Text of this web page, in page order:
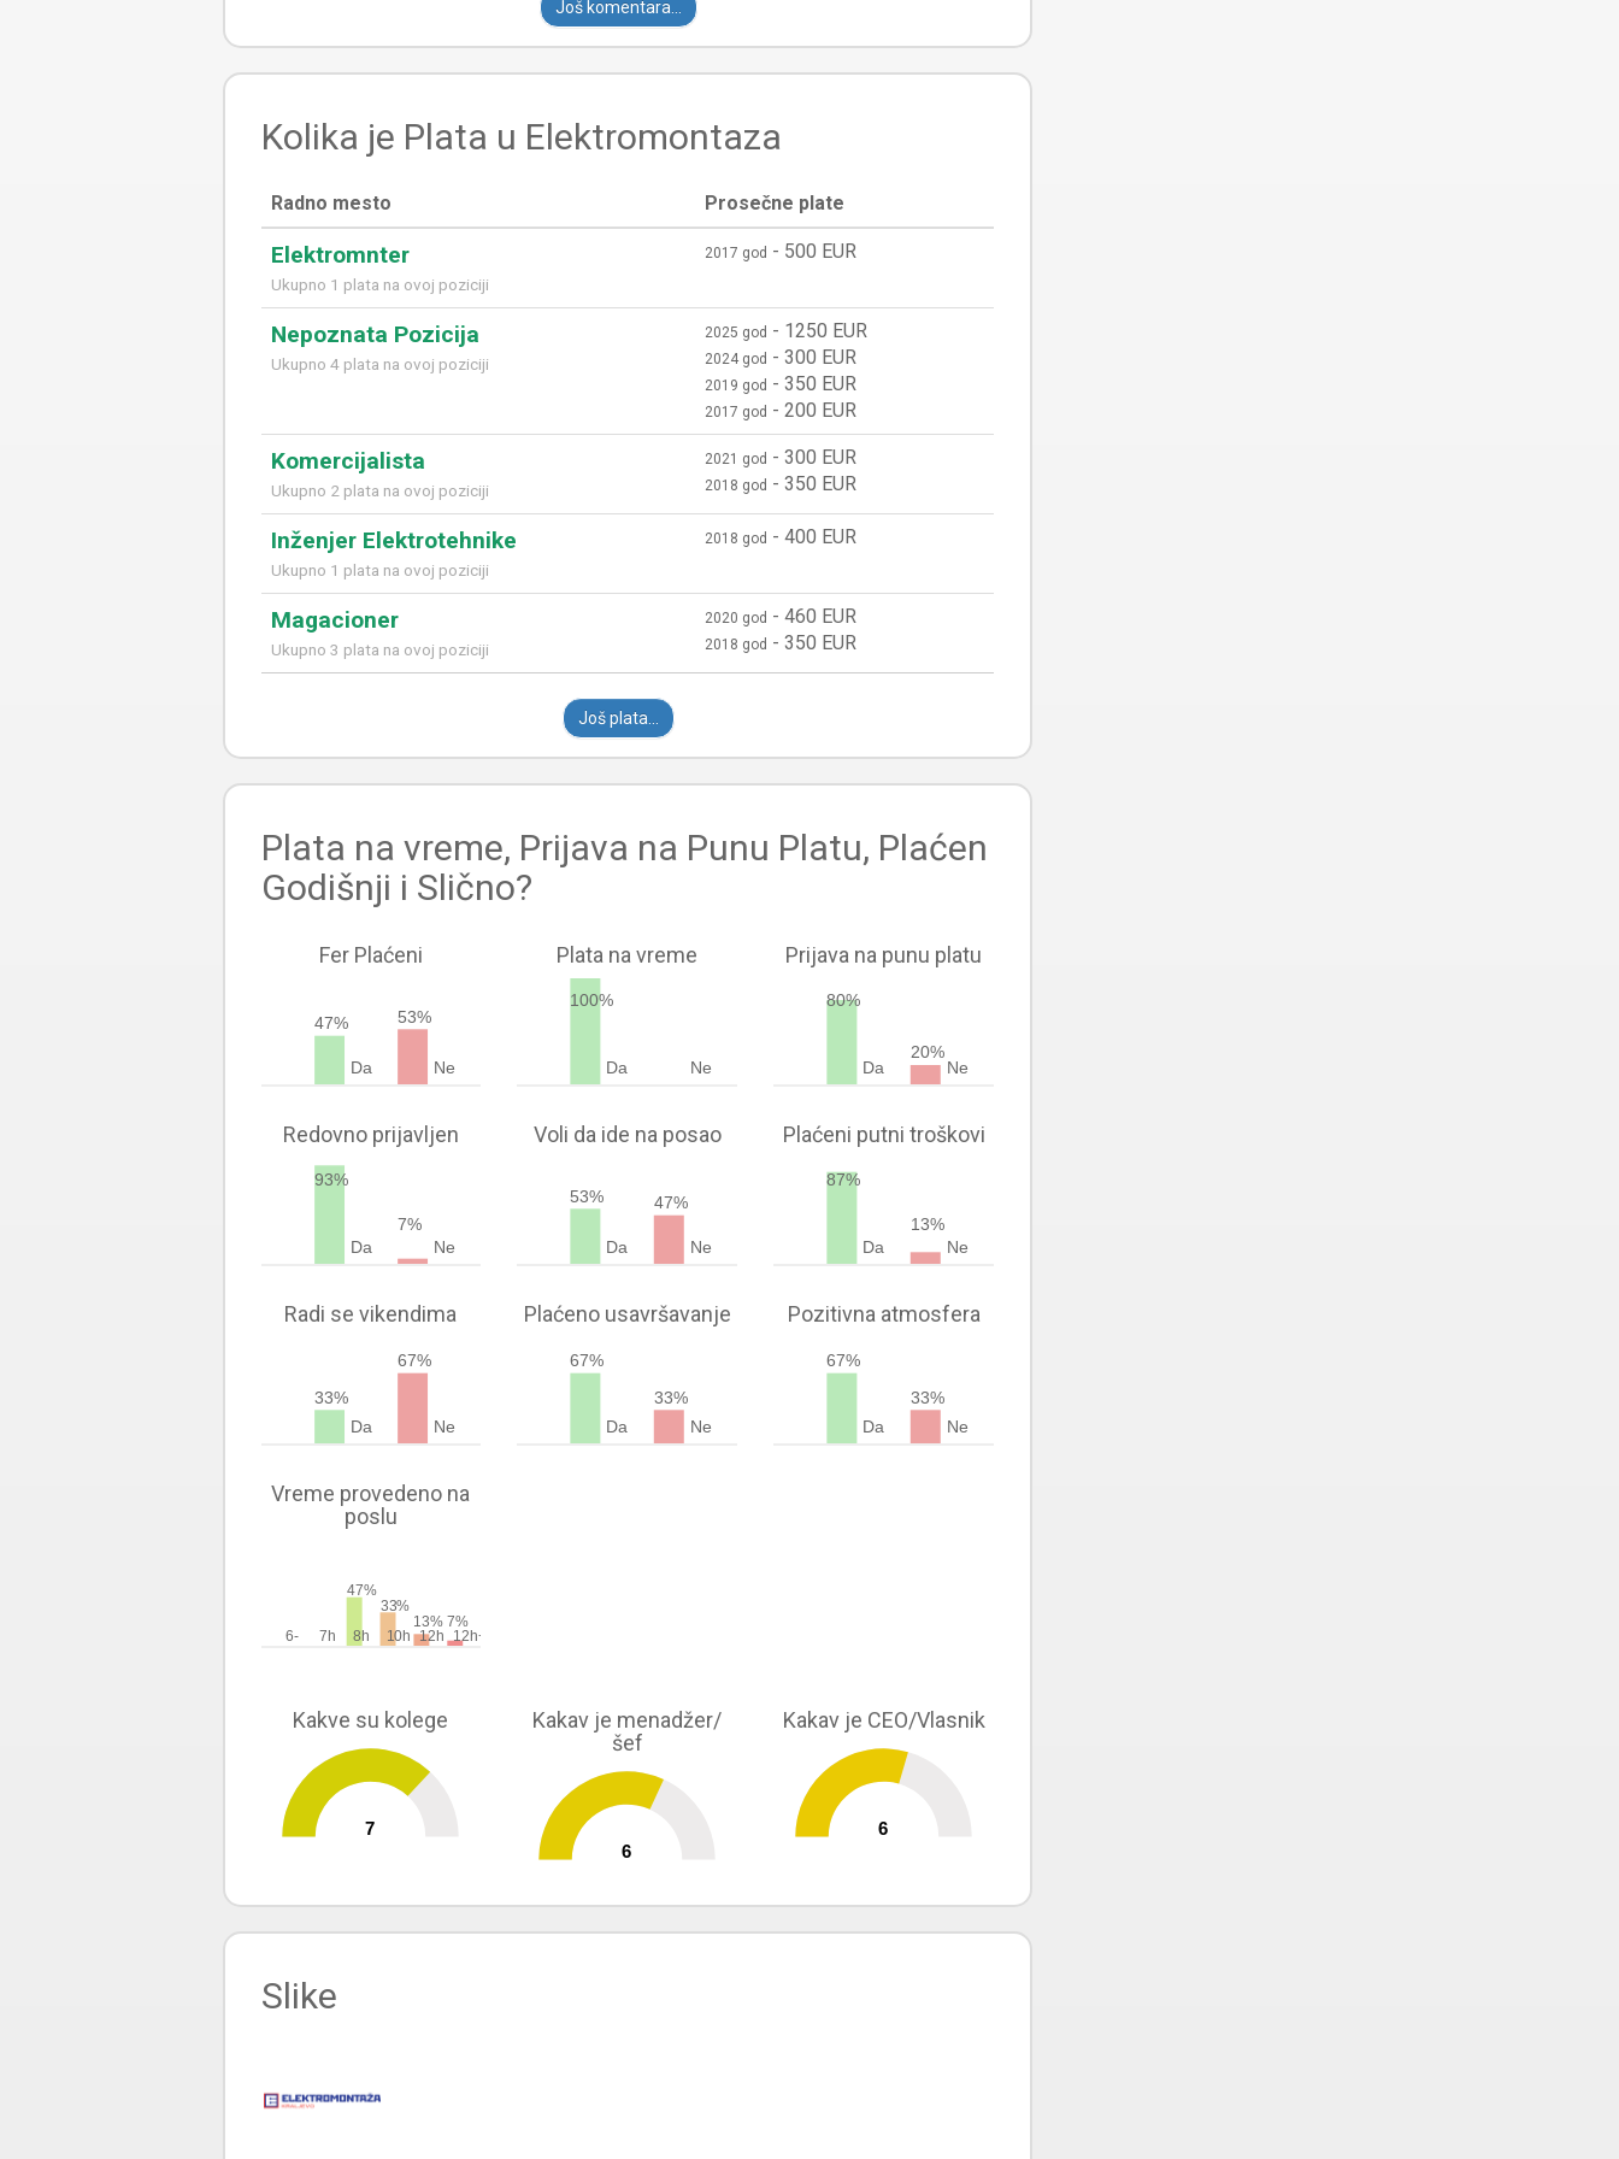
Još komentara...
Kolika je Plata u Elektromontaza
Radno mesto Prosečne plate
Elektromnter
Ukupno 1 plata na ovoj poziciji
2017 god - 500 EUR
Nepoznata Pozicija
Ukupno 4 plata na ovoj poziciji
2025 god - 1250 EUR
2024 god - 300 EUR
2019 god - 350 EUR
2017 god - 200 EUR
Komercijalista
Ukupno 2 plata na ovoj poziciji
2021 god - 300 EUR
2018 god - 350 EUR
Inženjer Elektrotehnike
Ukupno 1 plata na ovoj poziciji
2018 god - 400 EUR
Magacioner
Ukupno 3 plata na ovoj poziciji
2020 god - 460 EUR
2018 god - 350 EUR
Još plata...
Plata na vreme, Prijava na Punu Platu, Plaćen
Godišnji i Slično?
Fer Plaćeni
47%
Da
53%
Ne
Plata na vreme
100%
Da Ne
Prijava na punu platu
80%
Da
20%
Ne
Redovno prijavljen
93%
Da
7%
Ne
Voli da ide na posao
53%
Da
47%
Ne
Plaćeni putni troškovi
87%
Da
13%
Ne
Radi se vikendima
33%
Da
67%
Ne
Plaćeno usavršavanje
67%
Da
33%
Ne
Pozitivna atmosfera
67%
Da
33%
Ne
Vreme provedeno na
poslu
6- 7h
47%
8h
33%
10h
13%
12h
7%
12h+
Kakve su kolege
7
Kakav je menadžer/
šef
6
Kakav je CEO/Vlasnik
6
Slike